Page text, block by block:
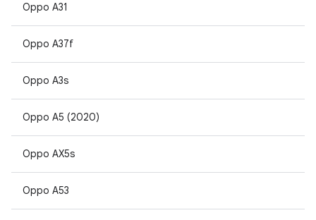
Oppo A31
Oppo A37f
Oppo A3s
Oppo A5 (2020)
Oppo AX5s
Oppo A53